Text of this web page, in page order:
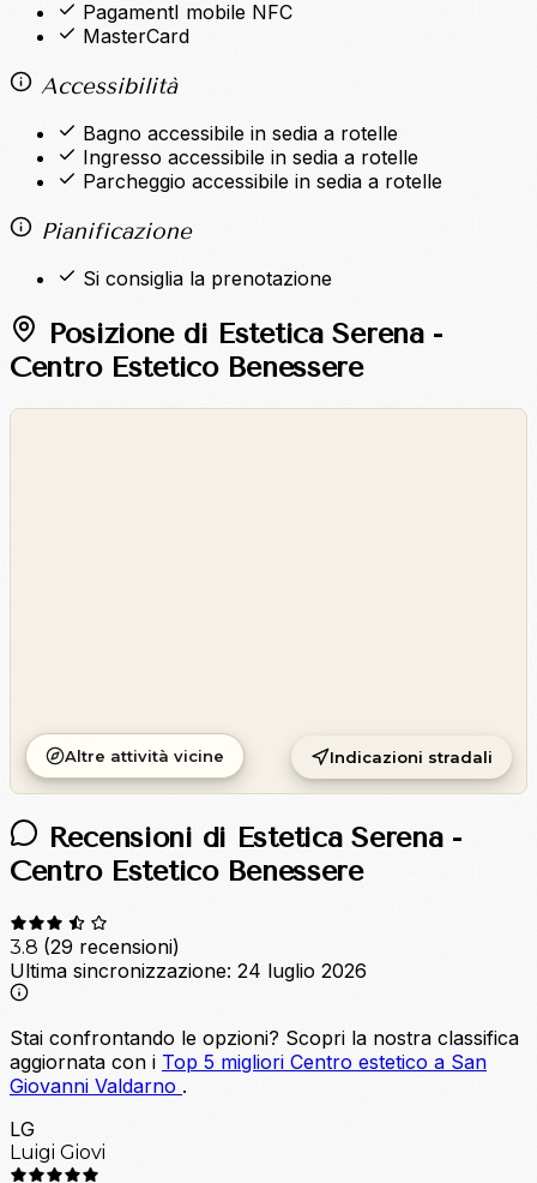
PagamentI mobile NFC
MasterCard
Accessibilità
Bagno accessibile in sedia a rotelle
Ingresso accessibile in sedia a rotelle
Parcheggio accessibile in sedia a rotelle
Pianificazione
Si consiglia la prenotazione
Posizione di Estetica Serena -
Centro Estetico Benessere
Altre attività vicine Indicazioni stradali
Recensioni di Estetica Serena -
Centro Estetico Benessere
3.8 (29 recensioni)
Ultima sincronizzazione: 24 luglio 2026
Stai confrontando le opzioni? Scopri la nostra classifica
aggiornata con i Top 5 migliori Centro estetico a San
Giovanni Valdarno .
LG
Luigi Giovi